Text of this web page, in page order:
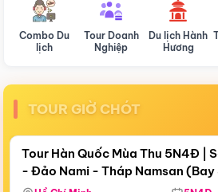
Combo Du
lịch
Tour Doanh
Nghiệp
Du lịch Hành
Hương
TOUR GIỜ CHÓT
Còn19 ngày 12:46:27
Tour Hàn Quốc Mùa Thu 5N4Đ |
- Đảo Nami - Tháp Namsan (Bay
Airways)